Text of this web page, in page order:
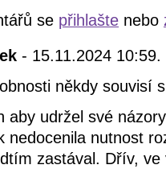
se přihlašte nebo
- 15.11.2024 10:59.
někdy souvisí
aby udržel své
nedocenila nutnost
zastával. Dřív,